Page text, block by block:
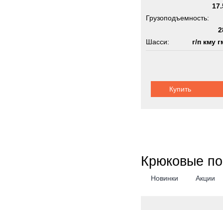
Грузоподъемность:
Шасси:
г/п кму
Купить
Крюковые
Новинки Акции